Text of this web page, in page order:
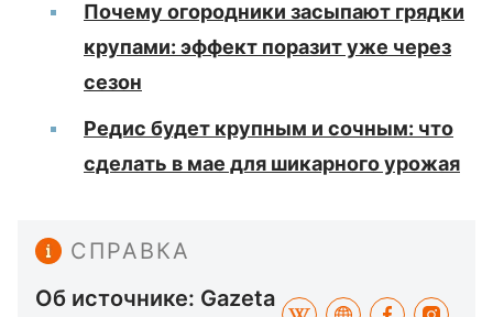
Почему огородники засыпают грядки
крупами: эффект поразит уже через
сезон
Редис будет крупным и сочным: что
сделать в мае для шикарного урожая
СПРАВКА
Об источнике: Gazeta